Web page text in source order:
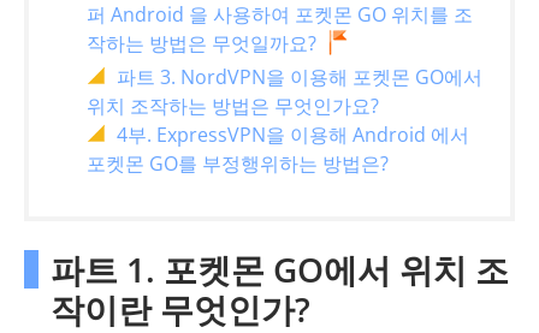
퍼 Android 을 사용하여 포켓몬 GO 위치를 조
작하는 방법은 무엇일까요?
파트 3. NordVPN을 이용해 포켓몬 GO에서
위치 조작하는 방법은 무엇인가요?
4부. ExpressVPN을 이용해 Android 에서
포켓몬 GO를 부정행위하는 방법은?
파트 1. 포켓몬 GO에서 위치 조
작이란 무엇인가?